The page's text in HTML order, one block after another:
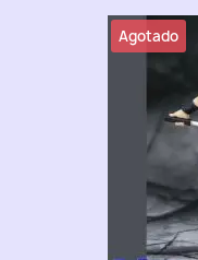
Agotado